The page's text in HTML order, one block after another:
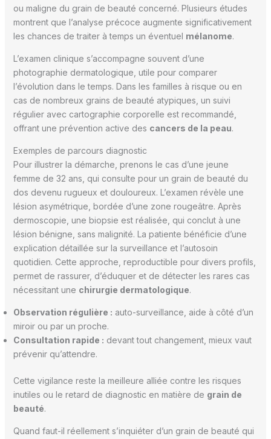
ou maligne du grain de beauté concerné. Plusieurs études
montrent que l’analyse précoce augmente significativement
les chances de traiter à temps un éventuel mélanome.
L’examen clinique s’accompagne souvent d’une
photographie dermatologique, utile pour comparer
l’évolution dans le temps. Dans les familles à risque ou en
cas de nombreux grains de beauté atypiques, un suivi
régulier avec cartographie corporelle est recommandé,
offrant une prévention active des cancers de la peau.
Exemples de parcours diagnostic
Pour illustrer la démarche, prenons le cas d’une jeune
femme de 32 ans, qui consulte pour un grain de beauté du
dos devenu rugueux et douloureux. L’examen révèle une
lésion asymétrique, bordée d’une zone rougeâtre. Après
dermoscopie, une biopsie est réalisée, qui conclut à une
lésion bénigne, sans malignité. La patiente bénéficie d’une
explication détaillée sur la surveillance et l’autosoin
quotidien. Cette approche, reproductible pour divers profils,
permet de rassurer, d’éduquer et de détecter les rares cas
nécessitant une chirurgie dermatologique.
Observation régulière : auto-surveillance, aide à côté d’un
miroir ou par un proche.
Consultation rapide : devant tout changement, mieux vaut
prévenir qu’attendre.
Cette vigilance reste la meilleure alliée contre les risques
inutiles ou le retard de diagnostic en matière de grain de
beauté.
Quand faut-il réellement s’inquiéter d’un grain de beauté qui